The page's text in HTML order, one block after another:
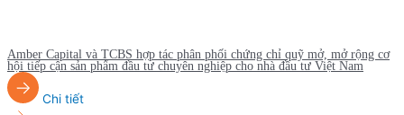
Amber Capital và TCBS hợp tác phân phối chứng chỉ quỹ mở, mở rộng cơ
hội tiếp cận sản phẩm đầu tư chuyên nghiệp cho nhà đầu tư Việt Nam
Chi tiết